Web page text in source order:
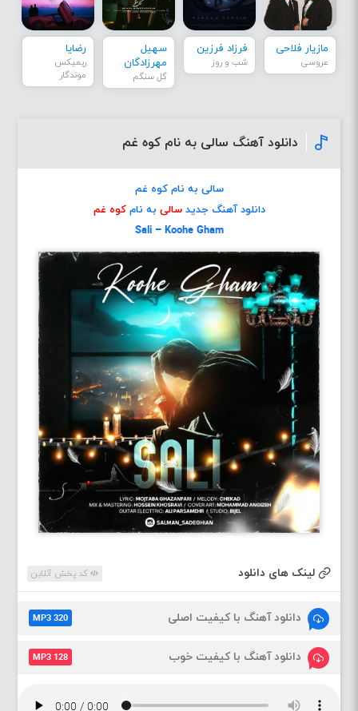
مازیار فلاحی
عروسی
فرزاد فرزین
شب و روز
سهیل
مهرزادگان
گل سنگم
رضایا
ریمیکس
موندگار
دانلود آهنگ سالی به نام کوه غم
سالی به نام کوه غم
دانلود آهنگ جدید سالی به نامکوه غم
Sali – Koohe Gham
لینک های دانلود کد پخش آنلاین
دانلود آهنگ با کیفیت اصلی MP3 320
دانلود آهنگ با کیفیت خوب MP3 128